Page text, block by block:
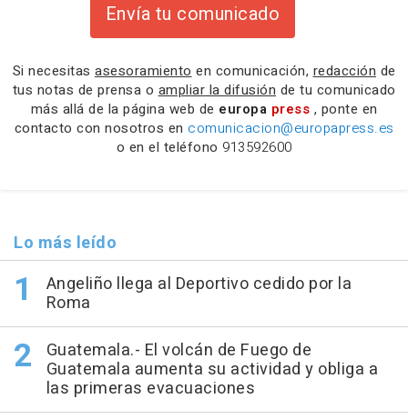
Envía tu comunicado
Si necesitas asesoramiento en comunicación, redacción de
tus notas de prensa o ampliar la difusión de tu comunicado
más allá de la página web de europa press , ponte en
contacto con nosotros en comunicacion@europapress.es
o en el teléfono 913592600
Lo más leído
Angeliño llega al Deportivo cedido por la
Roma
Guatemala.- El volcán de Fuego de
Guatemala aumenta su actividad y obliga a
las primeras evacuaciones